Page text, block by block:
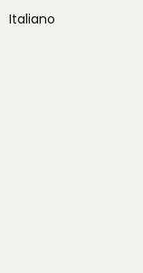
Italiano